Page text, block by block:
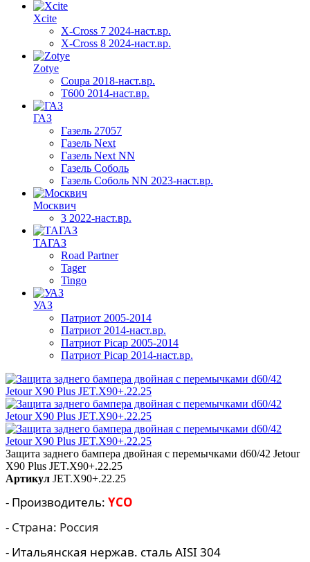
Xcite
X-Cross 7 2024-наст.вр.
X-Cross 8 2024-наст.вр.
Zotye
Coupa 2018-наст.вр.
T600 2014-наст.вр.
ГАЗ
Газель 27057
Газель Next
Газель Next NN
Газель Соболь
Газель Соболь NN 2023-наст.вр.
Москвич
3 2022-наст.вр.
ТАГАЗ
Road Partner
Tager
Tingo
УАЗ
Патриот 2005-2014
Патриот 2014-наст.вр.
Патриот Picap 2005-2014
Патриот Picap 2014-наст.вр.
Защита заднего бампера двойная с перемычками d60/42 Jetour
X90 Plus JET.X90+.22.25
Артикул JET.X90+.22.25
- Производитель: YCO
- Страна: Россия
- Итальянская нержав. сталь AISI 304